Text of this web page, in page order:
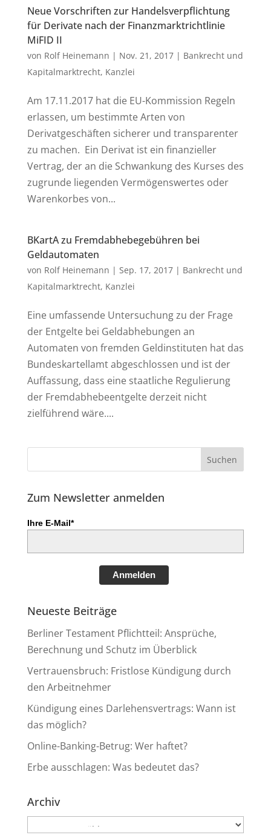
Neue Vorschriften zur Handelsverpflichtung
für Derivate nach der Finanzmarktrichtlinie
MiFID II
von Rolf Heinemann | Nov. 21, 2017| Bankrecht und
Kapitalmarktrecht, Kanzlei
Am 17.11.2017 hat die EU-Kommission Regeln
erlassen, um bestimmte Arten von
Derivatgeschäften sicherer und transparenter
zu machen. Ein Derivat ist ein finanzieller
Vertrag, der an die Schwankung des Kurses des
zugrunde liegenden Vermögenswertes oder
Warenkorbes von...
BKartA zu Fremdabhebegebühren bei
Geldautomaten
von Rolf Heinemann | Sep. 17, 2017| Bankrecht und
Kapitalmarktrecht, Kanzlei
Eine umfassende Untersuchung zu der Frage
der Entgelte bei Geldabhebungen an
Automaten von fremden Geldinstituten hat das
Bundeskartellamt abgeschlossen und ist der
Auffassung, dass eine staatliche Regulierung
der Fremdabhebeentgelte derzeit nicht
zielführend wäre....
Zum Newsletter anmelden
Ihre E-Mail*
Anmelden
Neueste Beiträge
Berliner Testament Pflichtteil: Ansprüche,
Berechnung und Schutz im Überblick
Vertrauensbruch: Fristlose Kündigung durch
den Arbeitnehmer
Kündigung eines Darlehensvertrags: Wann ist
das möglich?
Online-Banking-Betrug: Wer haftet?
Erbe ausschlagen: Was bedeutet das?
Archiv